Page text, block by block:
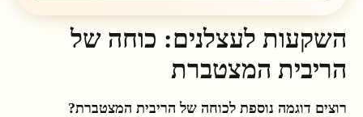
השקעות לעצלנים: כוחה של
הריבית המצטברת
רוצים דוגמה נוספת לכוחה של הריבית המצטברת?